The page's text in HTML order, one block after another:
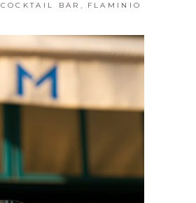
COCKTAIL BAR FLAMINIO